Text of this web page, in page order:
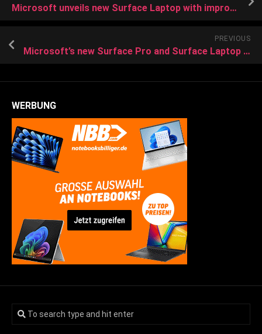
Microsoft unveils new Surface Laptop with improved trackpad, Snapdragon X2, and more
PREVIOUS
Microsoft’s new Surface Pro and Surface Laptop cost $500 and $600 more than their predecessors
WERBUNG